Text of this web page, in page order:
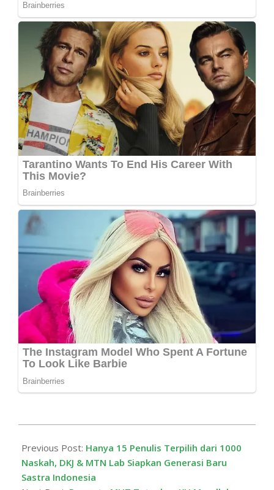
11-
14
Previous Post: Hanya 15 Penulis Terpilih dari 1000
Naskah, DKJ & MTN Lab Siapkan Generasi Baru
Sastra Indonesia